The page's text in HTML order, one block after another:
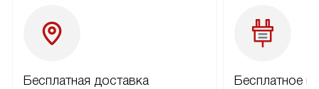
Бесплатная доставка Бесплатное